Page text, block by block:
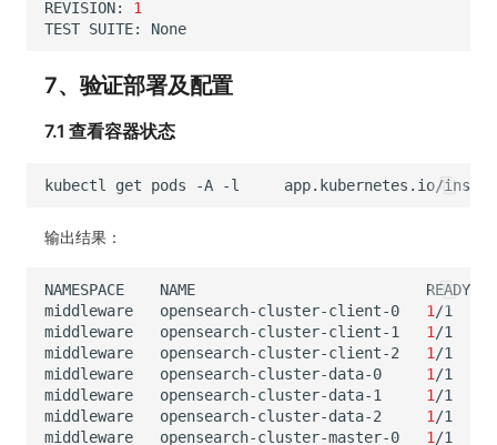
REVISION:
1
TEST SUITE:
7、验证部署及配置
7.1 查看容器状态
kubectl get pods -A -l app.kubernetes.io/
输出结果：
NAMESPACE NAME
READY
middleware
opensearch-cluster-client-0 1 /1
middleware
opensearch-cluster-client-1 1 /1
middleware
opensearch-cluster-client-2 1 /1
middleware
opensearch-cluster-data-0 1 /1
middleware
opensearch-cluster-data-1 1 /1
middleware
opensearch-cluster-data-2 1 /1
middleware
opensearch-cluster-master-0 1 /1